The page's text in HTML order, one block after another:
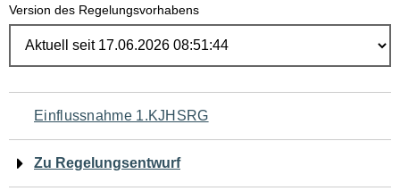
Version des Regelungsvorhabens
Navigation
für
Einflussnahme 1.KJHSRG
Zu Regelungsentwurf